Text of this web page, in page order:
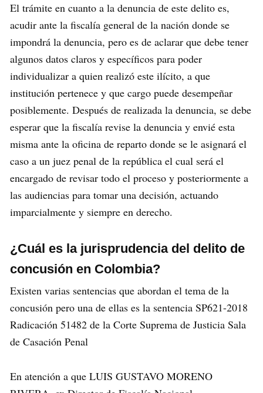
El trámite en cuanto a la denuncia de este delito es,
acudir ante la fiscalía general de la nación donde se
impondrá la denuncia, pero es de aclarar que debe tener
algunos datos claros y específicos para poder
individualizar a quien realizó este ilícito, a que
institución pertenece y que cargo puede desempeñar
posiblemente. Después de realizada la denuncia, se debe
esperar que la fiscalía revise la denuncia y envié esta
misma ante la oficina de reparto donde se le asignará el
caso a un juez penal de la república el cual será el
encargado de revisar todo el proceso y posteriormente a
las audiencias para tomar una decisión, actuando
imparcialmente y siempre en derecho.
¿Cuál es la jurisprudencia del delito de
concusión en Colombia?
Existen varias sentencias que abordan el tema de la
concusión pero una de ellas es la sentencia SP621-2018
Radicación 51482 de la Corte Suprema de Justicia Sala
de Casación Penal
En atención a que LUIS GUSTAVO MORENO